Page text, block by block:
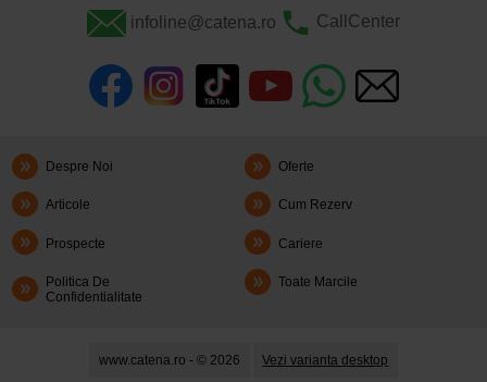
infoline@catena.ro CallCenter
Despre Noi Oferte
Articole Cum Rezerv
Prospecte Cariere
Politica De
Confidentialitate
Toate Marcile
www.catena.ro - © 2026 Vezi varianta desktop